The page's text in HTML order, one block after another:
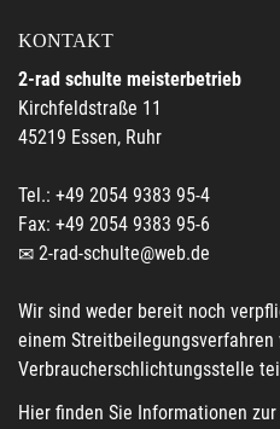
KONTAKT
2-rad schulte meisterbetrieb
Kirchfeldstraße 11
45219 Essen, Ruhr
Tel.: +49 2054 9383 95-4
Fax: +49 2054 9383 95-6
2-rad-schulte@web.de
Wir sind weder bereit noch
einem Streitbeilegungsverfahren
Verbraucherschlichtungsstelle
Hier finden Sie Informationen zur